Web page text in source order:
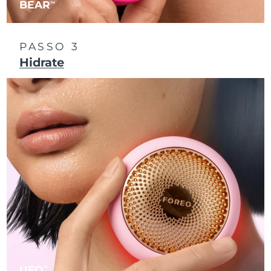
BEARTM
TM
PASSO 3
Hidrate
Singapura Entrega prevista8/11/26
Eslováquia
Eslovênia Entrega prevista8/9/26
África do Sul Entrega prevista
Coreia do Sul Entrega prevista
Espanha Entrega prevista8/9/26
Suécia Entrega prevista8/9/26
Suíça Entrega prevista8/9/26
Taiwan Entrega prevista8/14/26